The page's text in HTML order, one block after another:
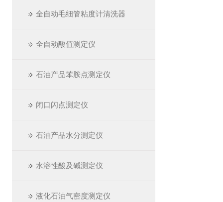
全自动毛细管粘度计清洗器
全自动酸值测定仪
石油产品苯胺点测定仪
闭口闪点测定仪
石油产品水分测定仪
水溶性酸及碱测定仪
液化石油气密度测定仪